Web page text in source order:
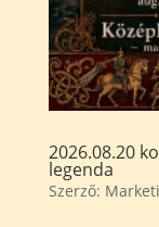
2026.08.20
legenda
Szerző: